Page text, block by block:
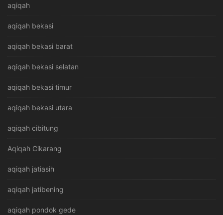
aqiqah
aqiqah bekasi
aqiqah bekasi barat
aqiqah bekasi selatan
aqiqah bekasi timur
aqiqah bekasi utara
aqiqah cibitung
Aqiqah Cikarang
aqiqah jatiasih
aqiqah jatibening
aqiqah pondok gede